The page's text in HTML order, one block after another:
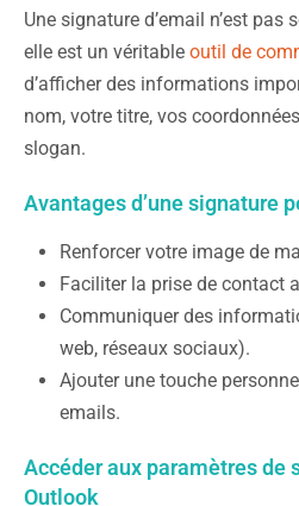
Une signature d’email n’est
elle est un véritable outil de
d’afficher des informations
nom, votre titre, vos
slogan.
Avantages d’une signature
Renforcer votre image de
Faciliter la prise de contact
Communiquer des
web, réseaux sociaux).
Ajouter une touche
emails.
Accéder aux paramètres de
Outlook